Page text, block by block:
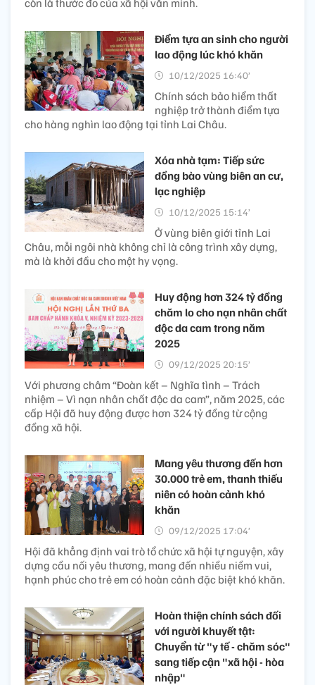
Điểm tựa an sinh cho người
lao động lúc khó khăn
10/12/2025 16:40’
Chính sách bảo hiểm thất
nghiệp trở thành điểm tựa
cho hàng nghìn lao động tại tỉnh Lai Châu.
Xóa nhà tạm: Tiếp sức
đồng bào vùng biên an cư,
lạc nghiệp
10/12/2025 15:14’
Ở vùng biên giới tỉnh Lai
Châu, mỗi ngôi nhà không chỉ là công trình xây dựng,
mà là khởi đầu cho một hy vọng.
Huy động hơn 324 tỷ đồng
chăm lo cho nạn nhân chất
độc da cam trong năm
2025
09/12/2025 20:15’
Với phương châm “Đoàn kết – Nghĩa tình – Trách
nhiệm – Vì nạn nhân chất độc da cam”, năm 2025, các
cấp Hội đã huy động được hơn 324 tỷ đồng từ cộng
đồng xã hội.
Mang yêu thương đến hơn
30.000 trẻ em, thanh thiếu
niên có hoàn cảnh khó
khăn
09/12/2025 17:04’
Hội đã khẳng định vai trò tổ chức xã hội tự nguyện, xây
dựng cầu nối yêu thương, mang đến nhiều niềm vui,
hạnh phúc cho trẻ em có hoàn cảnh đặc biệt khó khăn.
Hoàn thiện chính sách đối
với người khuyết tật:
Chuyển từ "y tế - chăm sóc"
sang tiếp cận "xã hội - hòa
nhập"